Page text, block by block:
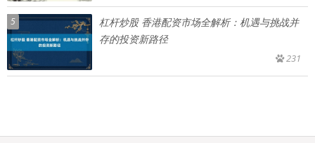
5
杠杆炒股 香港配资市场全解析：机遇与挑战并
存的投资新路径
231